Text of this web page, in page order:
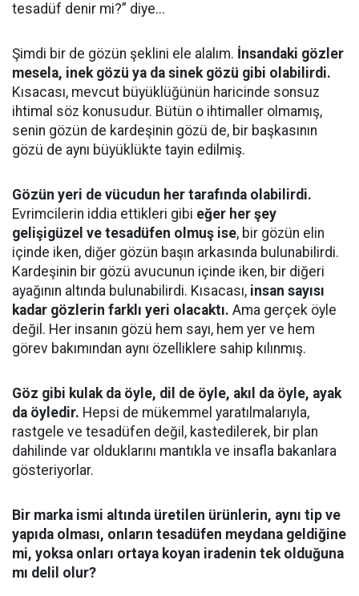
tesadüf denir mi?” diye...
Şimdi bir de gözün şeklini ele alalım. İnsandaki gözler
mesela, inek gözü ya da sinek gözü gibi olabilirdi.
Kısacası, mevcut büyüklüğünün haricinde sonsuz
ihtimal söz konusudur. Bütün o ihtimaller olmamış,
senin gözün de kardeşinin gözü de, bir başkasının
gözü de aynı büyüklükte tayin edilmiş.
Gözün yeri de vücudun her tarafında olabilirdi.
Evrimcilerin iddia ettikleri gibi eğer her şey
gelişigüzel ve tesadüfen olmuş ise, bir gözün elin
içinde iken, diğer gözün başın arkasında bulunabilirdi.
Kardeşinin bir gözü avucunun içinde iken, bir diğeri
ayağının altında bulunabilirdi. Kısacası, insan sayısı
kadar gözlerin farklı yeri olacaktı. Ama gerçek öyle
değil. Her insanın gözü hem sayı, hem yer ve hem
görev bakımından aynı özelliklere sahip kılınmış.
Göz gibi kulak da öyle, dil de öyle, akıl da öyle, ayak
da öyledir. Hepsi de mükemmel yaratılmalarıyla,
rastgele ve tesadüfen değil, kastedilerek, bir plan
dahilinde var olduklarını mantıkla ve insafla bakanlara
gösteriyorlar.
Bir marka ismi altında üretilen ürünlerin, aynı tip ve
yapıda olması, onların tesadüfen meydana geldiğine
mi, yoksa onları ortaya koyan iradenin tek olduğuna
mı delil olur?